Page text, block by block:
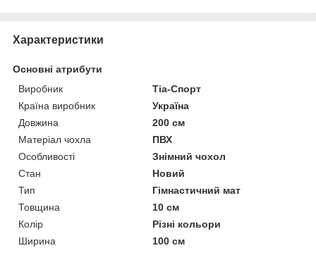
Характеристики
Основні атрибути
Виробник
Тіа-Спорт
Країна виробник
Україна
Довжина
200 см
Матеріал чохла
ПВХ
Особливості
Знімний чохол
Стан
Новий
Тип
Гімнастичний мат
Товщина
10 см
Колір
Різні кольори
Ширина
100 см